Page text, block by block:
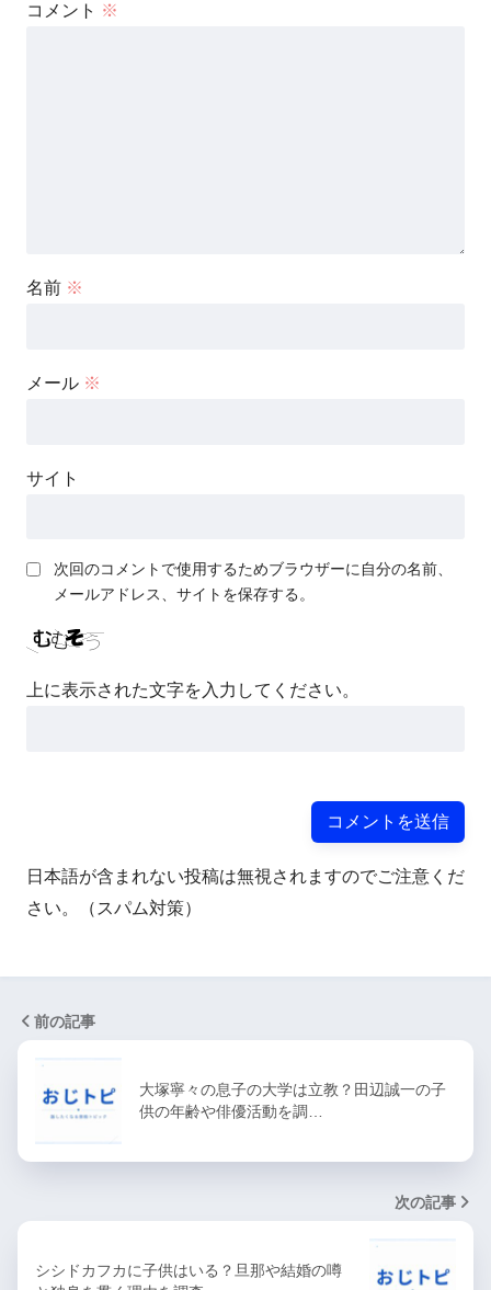
コメント ※
名前 ※
メール ※
サイト
次回のコメントで使用するためブラウザーに自分の名前、
メールアドレス、サイトを保存する。
上に表示された文字を入力してください。
日本語が含まれない投稿は無視されますのでご注意くだ
さい。（スパム対策）
前の記事
大塚寧々の息子の大学は立教？田辺誠一の子
供の年齢や俳優活動を調…
次の記事
シシドカフカに子供はいる？旦那や結婚の噂